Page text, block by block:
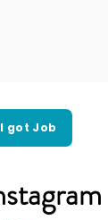
got Job